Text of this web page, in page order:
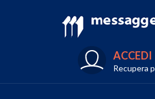
ACCEDI
Recupera